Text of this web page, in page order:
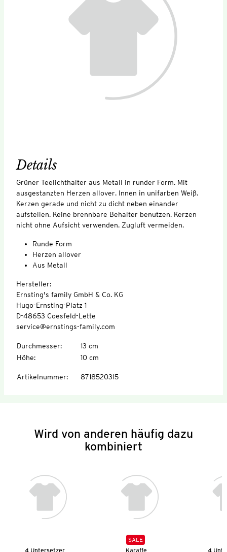
Details
Grüner Teelichthalter aus Metall in runder Form. Mit
ausgestanzten Herzen allover. Innen in unifarben Weiß.
Kerzen gerade und nicht zu dicht neben einander
aufstellen. Keine brennbare Behalter benutzen. Kerzen
nicht ohne Aufsicht verwenden. Zugluft vermeiden.
Runde Form
Herzen allover
Aus Metall
Hersteller:
Ernsting's family GmbH & Co. KG
Hugo-Ernsting-Platz 1
D-48653 Coesfeld-Lette
service@ernstings-family.com
Durchmesser:
13 cm
Höhe: 10 cm
Artikelnummer: 8718520315
Wird von anderen häufig dazu
kombiniert
4 Untersetzer
SALE
Karaffe
4